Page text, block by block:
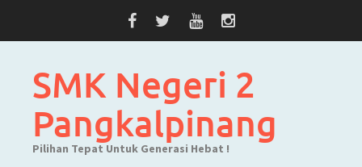
SMK Negeri 2
Pangkalpinang
Pilihan Tepat Untuk Generasi Hebat !